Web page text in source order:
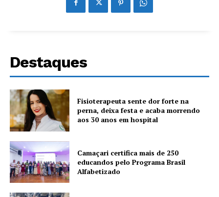
Destaques
Fisioterapeuta sente dor forte na
perna, deixa festa e acaba morrendo
aos 30 anos em hospital
Camaçari certifica mais de 250
educandos pelo Programa Brasil
Alfabetizado